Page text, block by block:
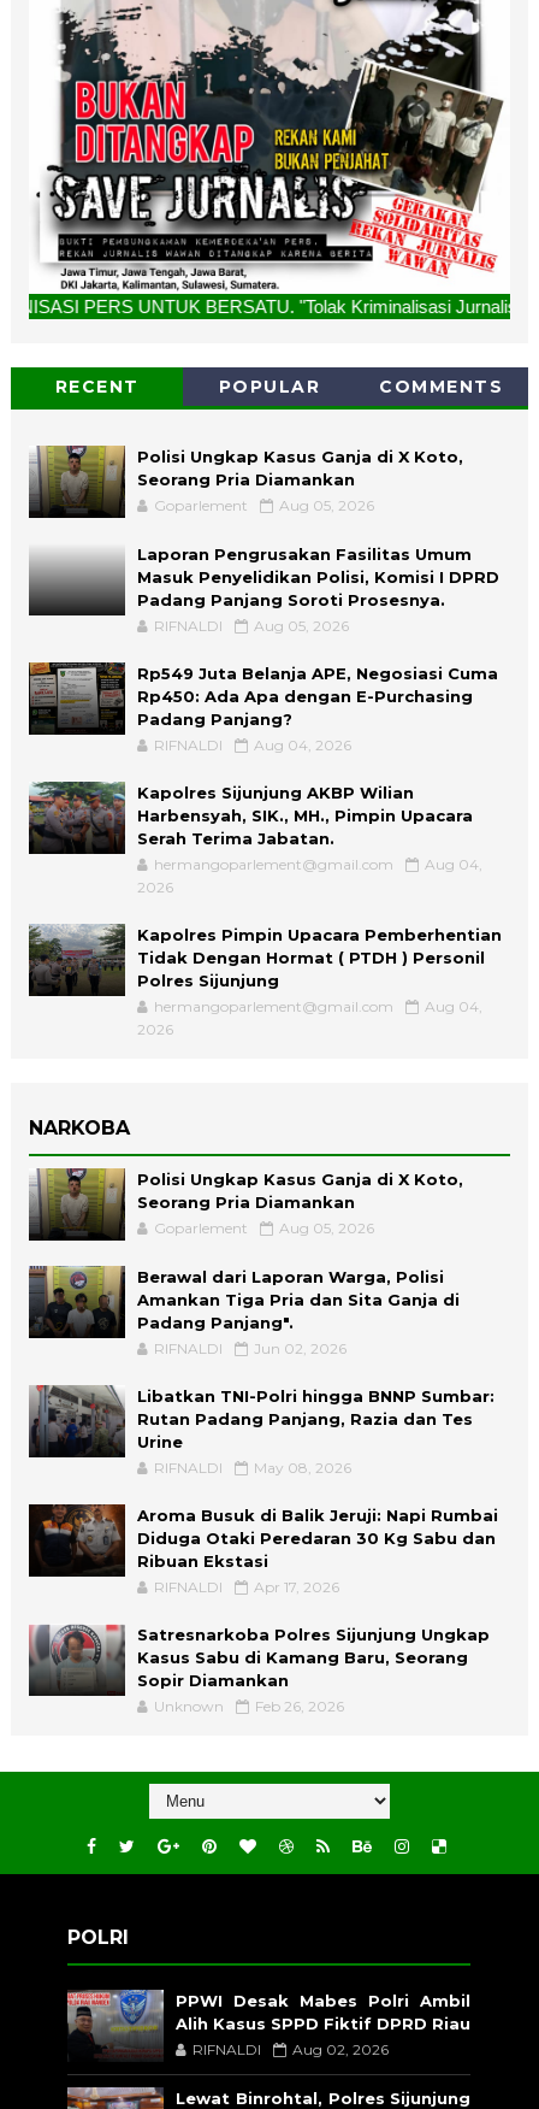
BERSATU. "Tolak Kriminalisasi Jurnalis, Rekan Kami
RECENT POPULAR COMMENTS
Polisi Ungkap Kasus Ganja di X Koto,
Seorang Pria Diamankan
Goparlement Aug 05, 2026
Laporan Pengrusakan Fasilitas Umum
Masuk Penyelidikan Polisi, Komisi I DPRD
Padang Panjang Soroti Prosesnya.
RIFNALDI Aug 05, 2026
Rp549 Juta Belanja APE, Negosiasi Cuma
Rp450: Ada Apa dengan E-Purchasing
Padang Panjang?
RIFNALDI Aug 04, 2026
Kapolres Sijunjung AKBP Wilian
Harbensyah, SIK., MH., Pimpin Upacara
Serah Terima Jabatan.
hermangoparlement@gmail.com
Aug 04,
2026
Kapolres Pimpin Upacara Pemberhentian
Tidak Dengan Hormat ( PTDH ) Personil
Polres Sijunjung
hermangoparlement@gmail.com
Aug 04,
2026
NARKOBA
Polisi Ungkap Kasus Ganja di X Koto,
Seorang Pria Diamankan
Goparlement Aug 05, 2026
Berawal dari Laporan Warga, Polisi
Amankan Tiga Pria dan Sita Ganja di
Padang Panjang".
RIFNALDI Jun 02, 2026
Libatkan TNI-Polri hingga BNNP Sumbar:
Rutan Padang Panjang, Razia dan Tes
Urine
RIFNALDI May 08, 2026
Aroma Busuk di Balik Jeruji: Napi Rumbai
Diduga Otaki Peredaran 30 Kg Sabu dan
Ribuan Ekstasi
RIFNALDI Apr 17, 2026
Satresnarkoba Polres Sijunjung Ungkap
Kasus Sabu di Kamang Baru, Seorang
Sopir Diamankan
Unknown Feb 26, 2026
POLRI
PPWI Desak Mabes Polri Ambil
Alih Kasus SPPD Fiktif DPRD Riau
RIFNALDI Aug 02, 2026
Lewat Binrohtal, Polres Sijunjung